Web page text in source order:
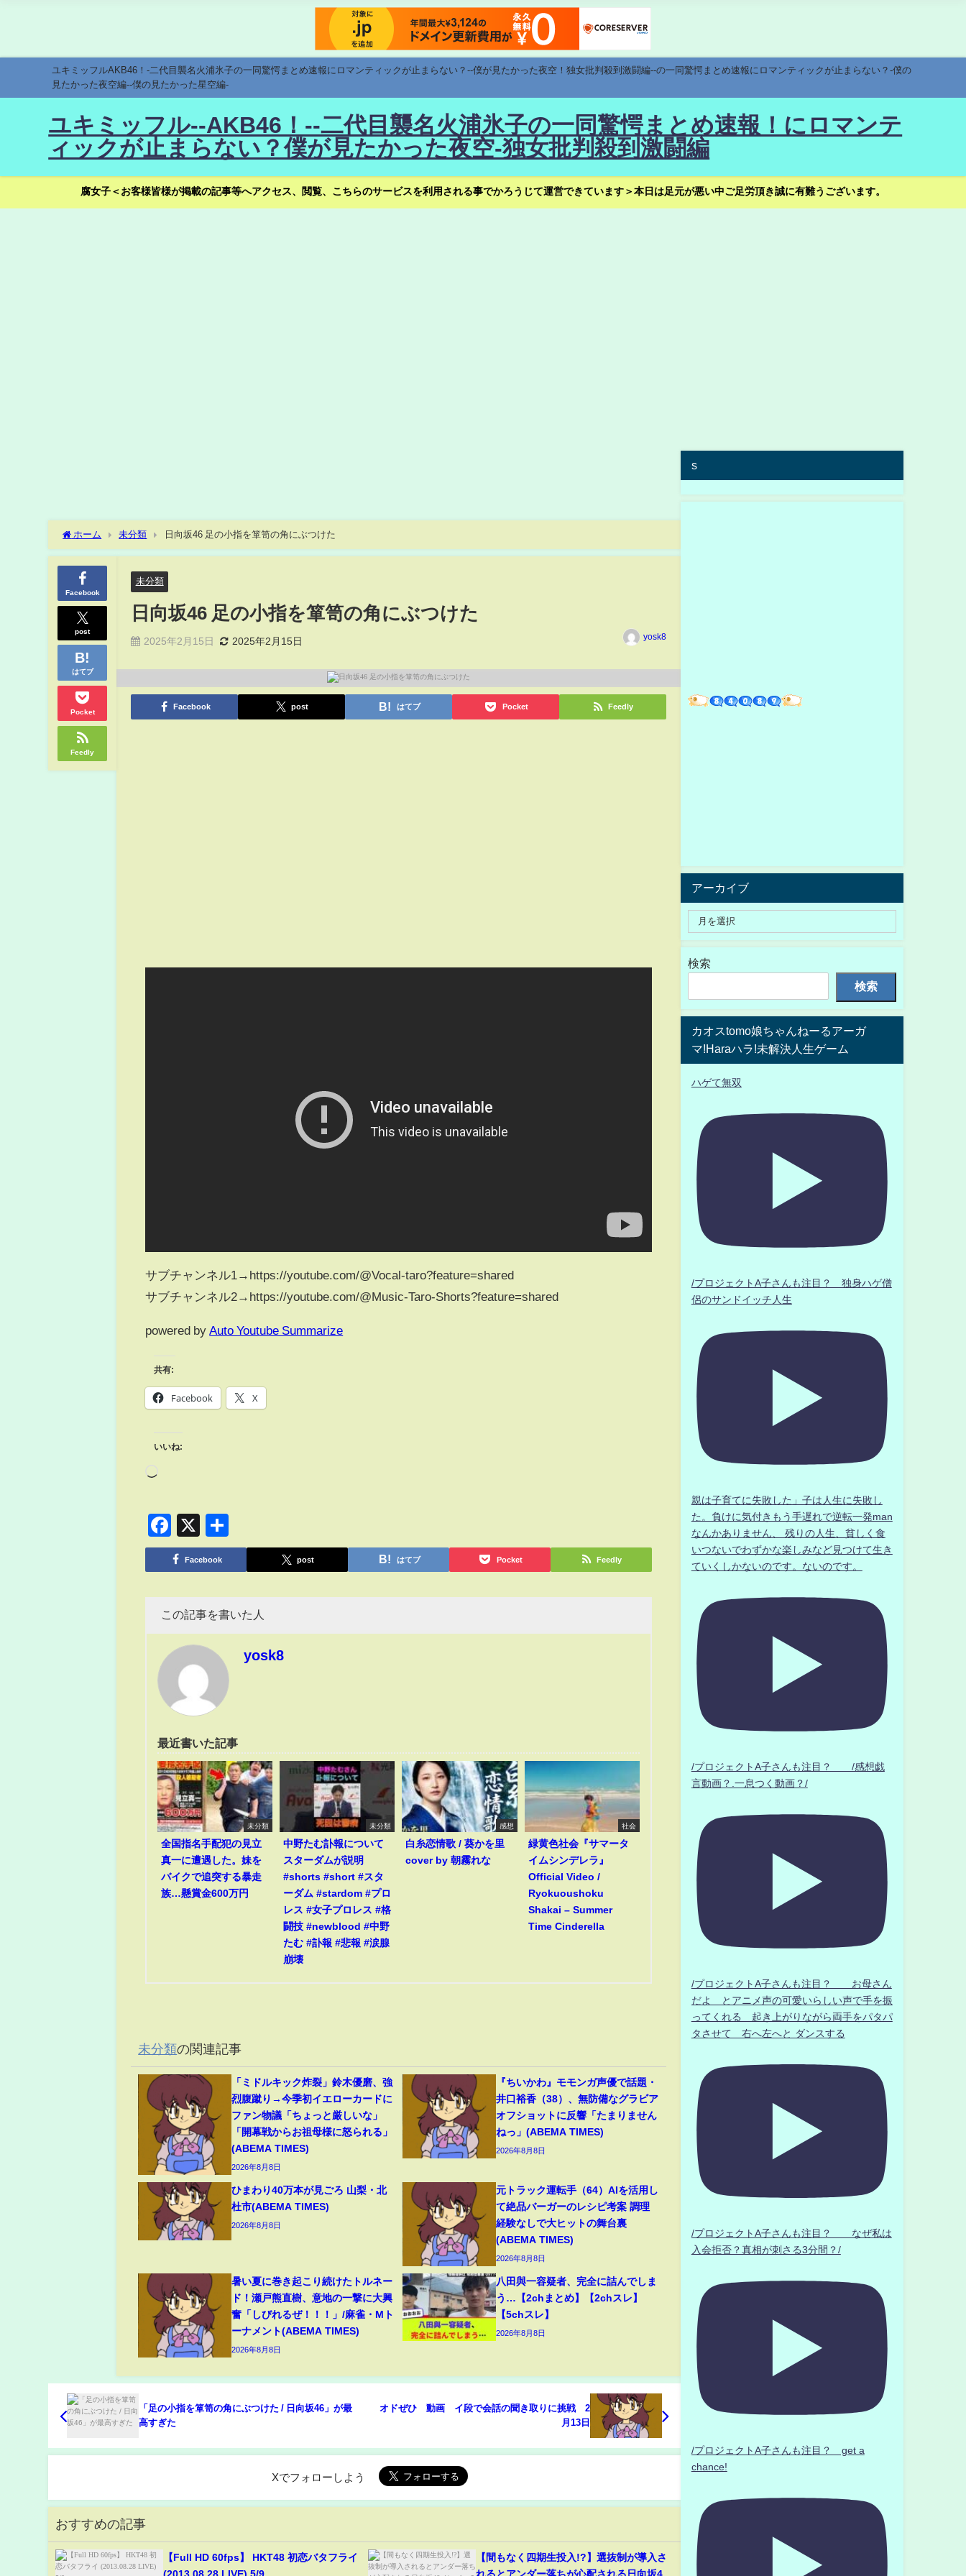
ユキミッフルAKB46！-二代目襲名火浦氷子の一同驚愕まとめ速報にロマンティックが止まらない？--僕が見たかった夜空！独女批判殺到激闘編--の一同驚愕まとめ速報にロマンティックが止まらない？-僕の
見たかった夜空編--僕の見たかった星空編-
ユキミッフル--AKB46！--二代目襲名火浦氷子の一同驚愕まとめ速報！にロマンテ
ィックが止まらない？僕が見たかった夜空-独女批判殺到激闘編
腐女子＜お客様皆様が掲載の記事等へアクセス、閲覧、こちらのサービスを利用される事でかろうじて運営できています＞本日は足元が悪い中ご足労頂き誠に有難うございます。
ホーム 未分類 日向坂46 足の小指を箪笥の角にぶつけた
Facebook
post
はてブ
Pocket
Feedly
未分類
日向坂46 足の小指を箪笥の角にぶつけた
2025年2月15日 2025年2月15日 yosk8
Facebook post はてブ Pocket Feedly
サブチャンネル1→https://youtube.com/@Vocal-taro?feature=shared
サブチャンネル2→https://youtube.com/@Music-Taro-Shorts?feature=shared
powered by Auto Youtube Summarize
共有:
Facebook X
いいね:
Facebook
X
有
Facebook post はてブ Pocket Feedly
この記事を書いた人
yosk8
最近書いた記事
未分類
全国指名手配犯の見立
真一に遭遇した。妹を
バイクで追突する暴走
族…懸賞金600万円
未分類
中野たむ訃報について
スターダムが説明
#shorts #short #スタ
ーダム #stardom #プロ
レス #女子プロレス #格
闘技 #newblood #中野
たむ #訃報 #悲報 #涙腺
崩壊
感想
白糸恋情歌 / 葵かを里
cover by 朝霧れな
社会
緑黄色社会『サマータ
イムシンデレラ』
Official Video /
Ryokuoushoku
Shakai – Summer
Time Cinderella
未分類の関連記事
「ミドルキック炸裂」鈴木優磨、強
烈腹蹴り→今季初イエローカードに
ファン物議「ちょっと厳しいな」
「開幕戦からお祖母様に怒られる」
(ABEMA TIMES)
2026年8月8日
『ちいかわ』モモンガ声優で話題・
井口裕香（38）、無防備なグラビア
オフショットに反響「たまりません
ねっ」(ABEMA TIMES)
2026年8月8日
ひまわり40万本が見ごろ 山梨・北
杜市(ABEMA TIMES)
2026年8月8日
元トラック運転手（64）AIを活用し
て絶品バーガーのレシピ考案 調理
経験なしで大ヒットの舞台裏
(ABEMA TIMES)
2026年8月8日
暑い夏に巻き起こり続けたトルネー
ド！瀬戸熊直樹、意地の一撃に大興
奮「しびれるぜ！！！」/麻雀・Mト
ーナメント(ABEMA TIMES)
2026年8月8日
八田與一容疑者、完全に詰んでしま
う…【2chまとめ】【2chスレ】
【5chスレ】
2026年8月8日
「足の小指を箪笥の角にぶつけた / 日向坂46」が最
高すぎた
オドぜひ 動画 イ段で会話の聞き取りに挑戦 2
月13日
Xでフォローしよう
おすすめの記事
【Full HD 60fps】 HKT48 初恋バタフライ
【間もなく四期生投入!?】選抜制が導入さ
s
アーカイブ
検索
検索
カオスtomo娘ちゃんねーるアーガ
マ!Haraハラ!未解決人生ゲーム
ハゲて無双
/プロジェクトA子さんも注目？ 独身ハゲ僧
侶のサンドイッチ人生
親は子育てに失敗した」子は人生に失敗し
た。負けに気付きもう手遅れで逆転一発man
なんかありません、 残りの人生、貧しく食
いつないでわずかな楽しみなど見つけて生き
ていくしかないのです。ないのです。
/プロジェクトA子さんも注目？ /感想戯
言動画？.一息つく動画？/
/プロジェクトA子さんも注目？ お母さん
だよ とアニメ声の可愛いらしい声で手を振
ってくれる 起き上がりながら両手をパタパ
タさせて 右へ左へと ダンスする
/プロジェクトA子さんも注目？ なぜ私は
入会拒否？真相が刺さる3分間？/
/プロジェクトA子さんも注目？ get a
chance!